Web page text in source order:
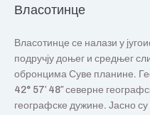
Власотинце
Власотинце се налази у
подручју доњег и средњег
обронцима Суве планине.
42° 57′ 48″ северне
географске дужине. Јасно